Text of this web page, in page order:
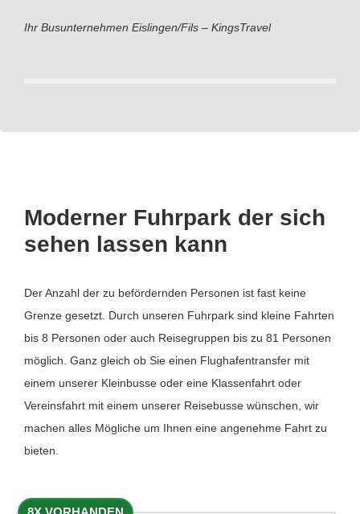
Ihr Busunternehmen Eislingen/Fils – KingsTravel
Moderner Fuhrpark der sich
sehen lassen kann
Der Anzahl der zu befördernden Personen ist fast keine
Grenze gesetzt. Durch unseren Fuhrpark sind kleine Fahrten
bis 8 Personen oder auch Reisegruppen bis zu 81 Personen
möglich. Ganz gleich ob Sie einen Flughafentransfer mit
einem unserer Kleinbusse oder eine Klassenfahrt oder
Vereinsfahrt mit einem unserer Reisebusse wünschen, wir
machen alles Mögliche um Ihnen eine angenehme Fahrt zu
bieten.